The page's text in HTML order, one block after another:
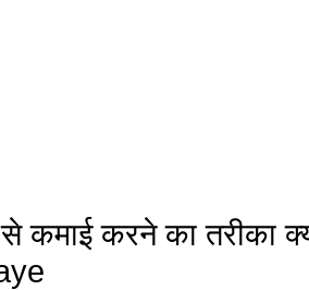
कमाई करने का तरीका